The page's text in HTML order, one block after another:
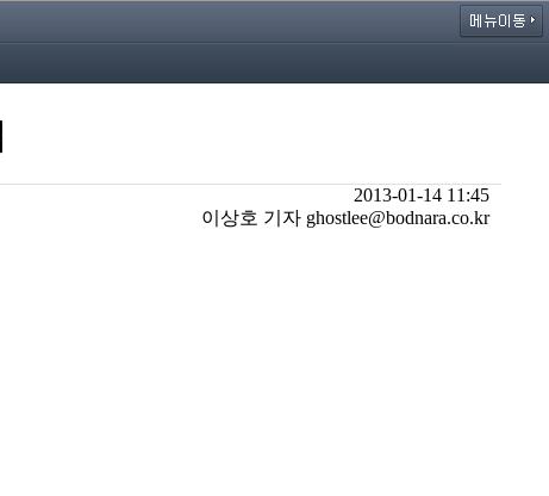
2013-01-14 11:45
이상호 기자 ghostlee@bodnara.co.kr